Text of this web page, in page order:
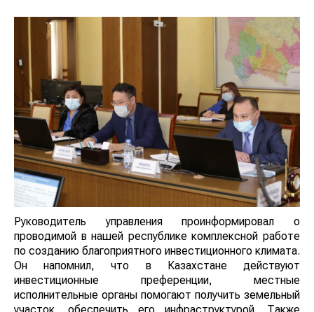
Руководитель управления проинформировал о
проводимой в нашей республике комплексной работе
по созданию благоприятного инвестиционного климата.
Он напомнил, что в Казахстане действуют
инвестиционные преференции, местные
исполнительные органы помогают получить земельный